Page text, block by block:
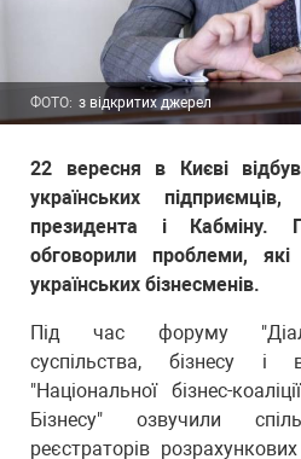
ФОТО: з відкритих джерел
22 вересня в Києві
українських
президента і Кабміну.
обговорили проблеми,
українських бізнесменів.
Під час форуму
суспільства, бізнесу і
"Національної бізнес-
Бізнесу" озвучили
реєстраторів